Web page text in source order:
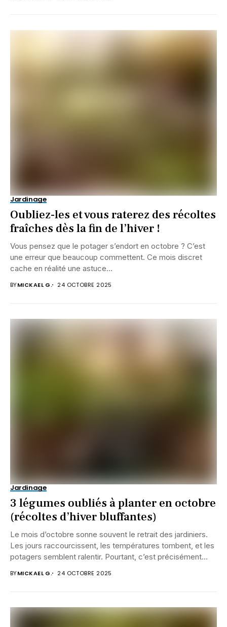
Jardinage
Oubliez-les et vous raterez des récoltes
fraîches dès la fin de l’hiver !
Vous pensez que le potager s’endort en octobre ? C’est
une erreur que beaucoup commettent. Ce mois discret
cache en réalité une astuce...
BYMICKAEL G. 24 OCTOBRE 2025
Jardinage
3 légumes oubliés à planter en octobre
(récoltes d’hiver bluffantes)
Le mois d’octobre sonne souvent le retrait des jardiniers.
Les jours raccourcissent, les températures tombent, et les
potagers semblent ralentir. Pourtant, c’est précisément...
BYMICKAEL G. 24 OCTOBRE 2025